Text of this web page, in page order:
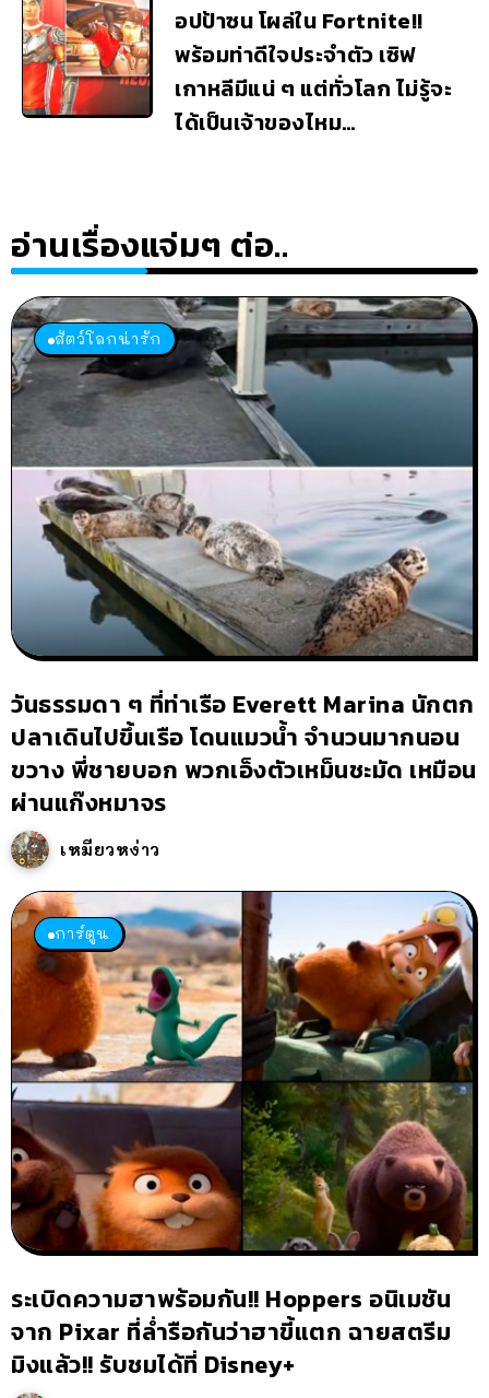
อปป้าซน โผล่ใน Fortnite!!
พร้อมท่าดีใจประจำตัว เซิฟ
เกาหลีมีแน่ ๆ แต่ทั่วโลก ไม่รู้จะ
ได้เป็นเจ้าของไหม…
อ่านเรื่องแจ่มๆ ต่อ..
สัตว์โลกน่ารัก
วันธรรมดา ๆ ที่ท่าเรือ Everett Marina นักตก
ปลาเดินไปขึ้นเรือ โดนแมวน้ำ จำนวนมากนอน
ขวาง พี่ชายบอก พวกเอ็งตัวเหม็นชะมัด เหมือน
ผ่านแก๊งหมาจร
เหมียวหง่าว
การ์ตูน
ระเบิดความฮาพร้อมกัน!! Hoppers อนิเมชัน
จาก Pixar ที่ล่ำรือกันว่าฮาขี้แตก ฉายสตรีม
มิงแล้ว!! รับชมได้ที่ Disney+